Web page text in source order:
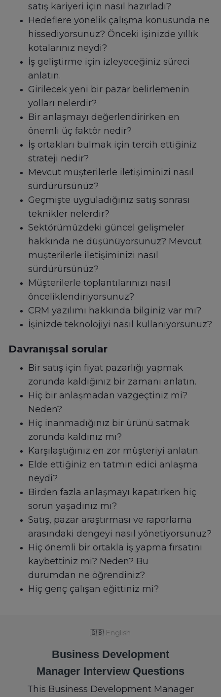
satış kariyeri için nasıl hazırladı?
Hedeflere yönelik çalışma konusunda ne
hissediyorsunuz? Önceki işinizde yıllık
kotalarınız neydi?
İş geliştirme için izleyeceğiniz süreci
anlatın.
Girilecek yeni bir pazar belirlemenin
yolları nelerdir?
Bir anlaşmayı değerlendirirken en
önemli üç faktör nedir?
İş ortakları bulmak için tercih ettiğiniz
strateji nedir?
Mevcut müşterilerle iletişiminizi nasıl
sürdürürsünüz?
Geçmişte uyguladığınız satış sonrası
teknikler nelerdir?
Sektörümüzdeki güncel gelişmeler
hakkında ne düşünüyorsunuz? Mevcut
müşterilerle iletişiminizi nasıl
sürdürürsünüz?
Müşterilerle toplantılarınızı nasıl
önceliklendiriyorsunuz?
CRM yazılımı hakkında bilginiz var mı?
İşinizde teknolojiyi nasıl kullanıyorsunuz?
Davranışsal sorular
Bir satış için fiyat pazarlığı yapmak
zorunda kaldığınız bir zamanı anlatın.
Hiç bir anlaşmadan vazgeçtiniz mi?
Neden?
Hiç inanmadığınız bir ürünü satmak
zorunda kaldınız mı?
Karşılaştığınız en zor müşteriyi anlatın.
Elde ettiğiniz en tatmin edici anlaşma
neydi?
Birden fazla anlaşmayı kapatırken hiç
sorun yaşadınız mı?
Satış, pazar araştırması ve raporlama
arasındaki dengeyi nasıl yönetiyorsunuz?
Hiç önemli bir ortakla iş yapma fırsatını
kaybettiniz mi? Neden? Bu
durumdan ne öğrendiniz?
Hiç genç çalışan eğittiniz mi?
🇬🇧 English
Business Development
Manager Interview Questions
This Business Development Manager